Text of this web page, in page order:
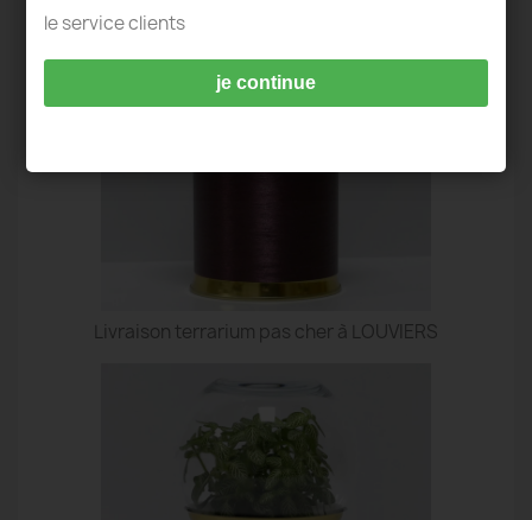
Livraison terrarium pas cher à LOUVIERS
le service clients
je continue